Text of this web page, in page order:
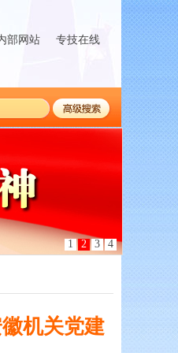
部网站 专技在线
1 2 3 4
机关党建